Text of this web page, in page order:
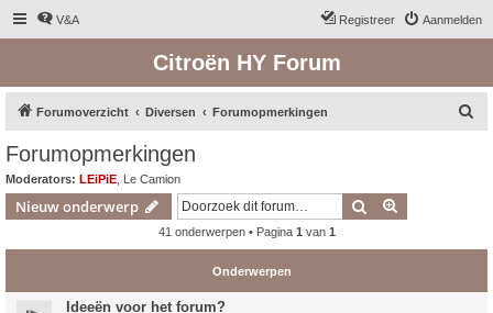
V&A Aanmelden
Registreer
Citroën HY Forum
Forumoverzicht Diversen Forumopmerkingen
Forumopmerkingen
Moderators: LEiPiE Le Camion
Nieuw onderwerp Zoek
41 onderwerpen • Pagina 1 van 1
Onderwerpen
Ideeën voor het forum?